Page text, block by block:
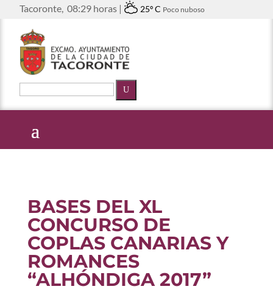
Tacoronte, 08:29 horas | 25º C Poco nuboso
U
BASES DEL XL
CONCURSO DE
COPLAS CANARIAS Y
ROMANCES
“ALHÓNDIGA 2017”